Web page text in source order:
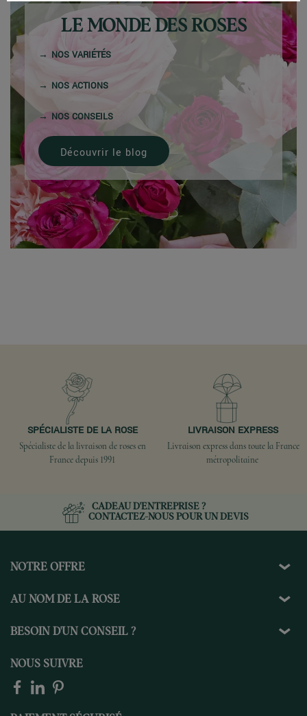
LE MONDE DES ROSES
NOS VARIÉTÉS
NOS ACTIONS
NOS CONSEILS
Découvrir le blog
SPÉCIALISTE DE LA ROSE
Spécialiste de la livraison de roses en
France depuis 1991
LIVRAISON EXPRESS
Livraison express dans toute la France
métropolitaine
CADEAU D'ENTREPRISE ?
CONTACTEZ-NOUSPOUR UN DEVIS
NOTRE OFFRE
AU NOM DE LA ROSE
BESOIN D'UN CONSEIL ?
NOUS SUIVRE